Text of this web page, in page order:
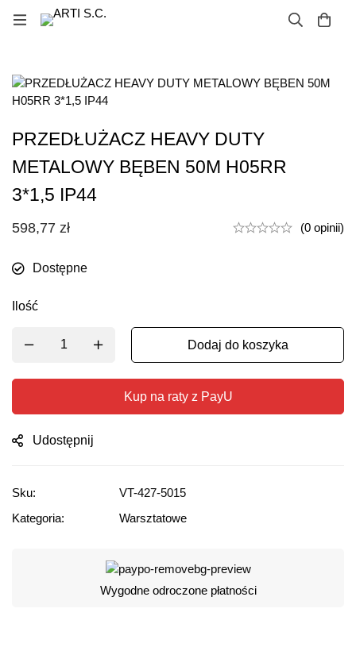
PRZEDŁUŻACZ HEAVY DUTY
METALOWY BĘBEN 50M H05RR
3*1,5 IP44
598,77 zł (0 opinii)
Dostępne
Ilość
Dodaj do koszyka
Kup na raty z PayU
Udostępnij
Sku:
VT-427-5015
Kategoria:
Warsztatowe
Wygodne odroczone płatności